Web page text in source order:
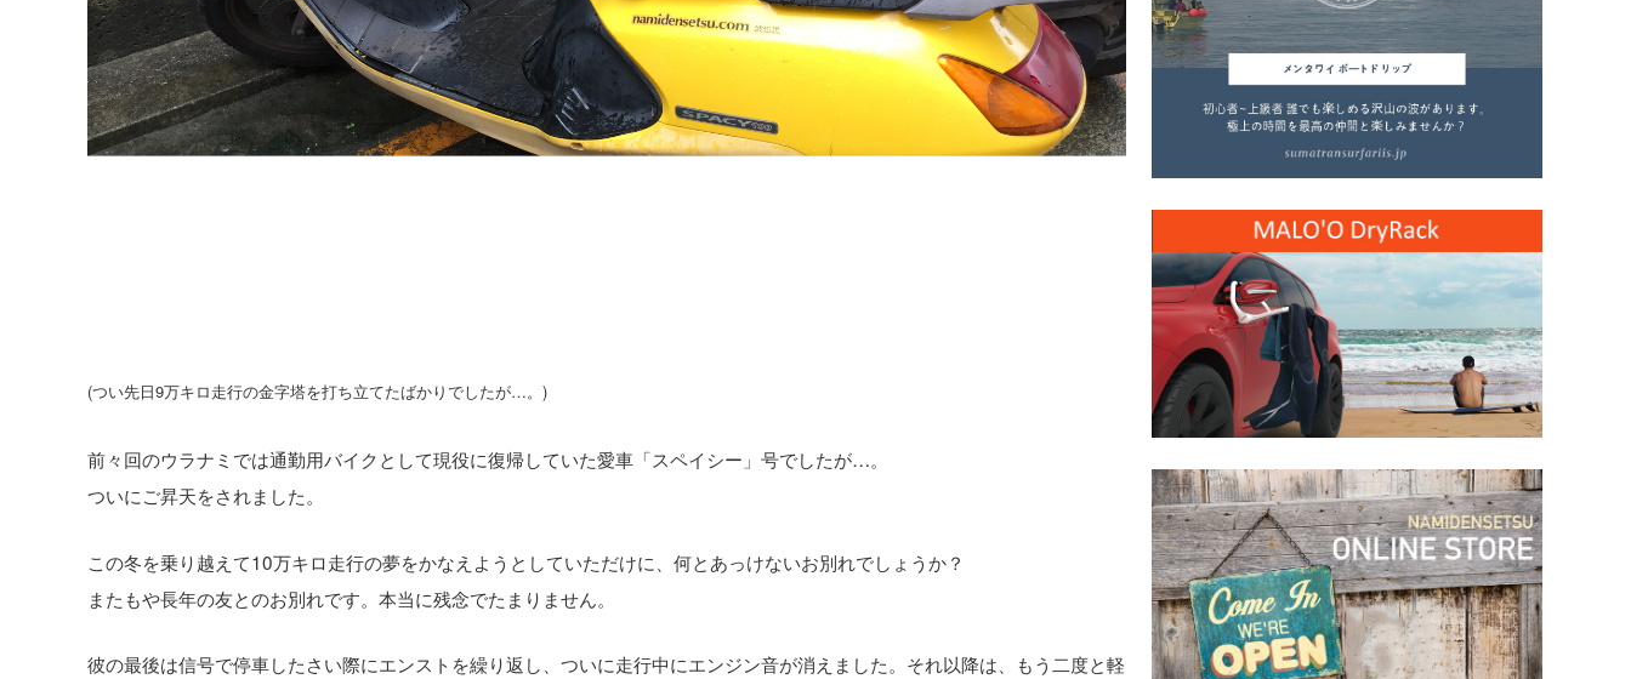
(つい先日9万キロ走行の金字塔を打ち立てたばかりでしたが…。)
前々回のウラナミでは通勤用バイクとして現役に復帰していた愛車「スペイシー」号でしたが…。
ついにご昇天をされました。
この冬を乗り越えて10万キロ走行の夢をかなえようとしていただけに、何とあっけないお別れでしょうか？
またもや長年の友とのお別れです。本当に残念でたまりません。
彼の最後は信号で停車したさい際にエンストを繰り返し、ついに走行中にエンジン音が消えました。それ以降は、もう二度と軽